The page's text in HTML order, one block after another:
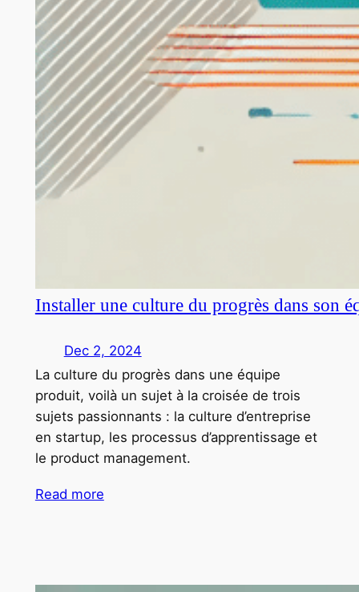
Installer une culture du progrès dans son
Dec 2, 2024
La culture du progrès dans une équipe
produit, voilà un sujet à la croisée de trois
sujets passionnants : la culture d’entreprise
en startup, les processus d’apprentissage et
le product management.
Read more